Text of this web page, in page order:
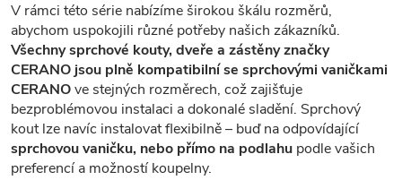
V rámci této série nabízíme širokou škálu rozměrů,
abychom uspokojili různé potřeby našich zákazníků.
Všechny sprchové kouty, dveře a zástěny značky
CERANO jsou plně kompatibilní se sprchovými vaničkami
CERANOve stejných rozměrech, což zajišťuje
bezproblémovou instalaci a dokonalé sladění. Sprchový
kout lze navíc instalovat flexibilně – buď na odpovídající
sprchovou vaničku, nebo přímo na podlahu podle vašich
preferencí a možností koupelny.